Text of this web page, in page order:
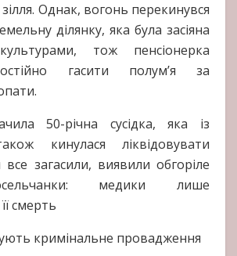
Однак, вогонь перекинувся
ділянку, яка була засіяна
тож пенсіонерка
гасити полум’я за
50-річна сусідка, яка із
кинулася ліквідовувати
загасили, виявили обгоріле
медики лише
смерть
кримінальне провадження